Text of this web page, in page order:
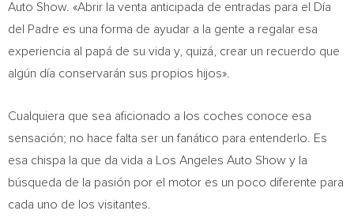
Auto Show. «Abrir la venta anticipada de entradas para el Día
del Padre es una forma de ayudar a la gente a regalar esa
experiencia al papá de su vida y, quizá, crear un recuerdo que
algún día conservarán sus propios hijos».
Cualquiera que sea aficionado a los coches conoce esa
sensación; no hace falta ser un fanático para entenderlo. Es
esa chispa la que da vida a Los Angeles Auto Show y la
búsqueda de la pasión por el motor es un poco diferente para
cada uno de los visitantes.